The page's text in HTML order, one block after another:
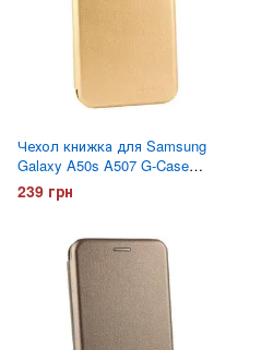
Чехол книжка для Samsung
Galaxy A50s A507 G-Case
Ranger Золотой
239 грн